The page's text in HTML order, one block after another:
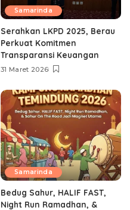
Samarinda
Serahkan LKPD 2025, Berau
Perkuat Komitmen
Transparansi Keuangan
31 Maret 2026
Samarinda
Bedug Sahur, HALIF FAST,
Night Run Ramadhan, &